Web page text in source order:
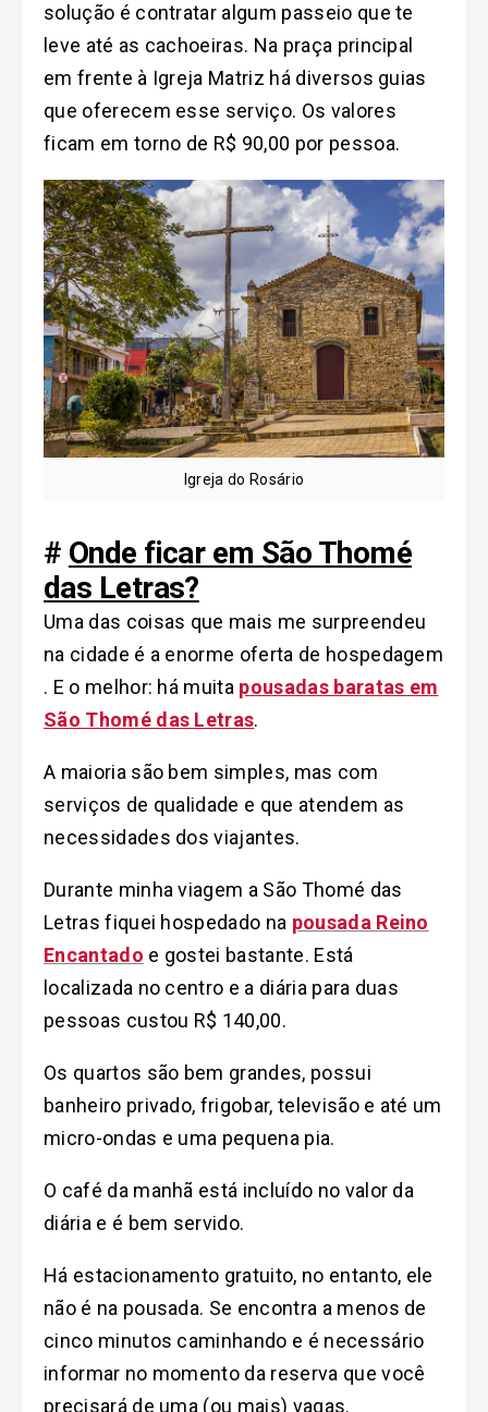
solução é contratar algum passeio que te
leve até as cachoeiras. Na praça principal
em frente à Igreja Matriz há diversos guias
que oferecem esse serviço. Os valores
ficam em torno de R$ 90,00 por pessoa.
Igreja do Rosário
# Onde ficar em São Thomé
das Letras?
Uma das coisas que mais me surpreendeu
na cidade é a enorme oferta de hospedagem
. E o melhor: há muita pousadas baratas em
São Thomé das Letras.
A maioria são bem simples, mas com
serviços de qualidade e que atendem as
necessidades dos viajantes.
Durante minha viagem a São Thomé das
Letras fiquei hospedado na pousada Reino
Encantado e gostei bastante. Está
localizada no centro e a diária para duas
pessoas custou R$ 140,00.
Os quartos são bem grandes, possui
banheiro privado, frigobar, televisão e até um
micro-ondas e uma pequena pia.
O café da manhã está incluído no valor da
diária e é bem servido.
Há estacionamento gratuito, no entanto, ele
não é na pousada. Se encontra a menos de
cinco minutos caminhando e é necessário
informar no momento da reserva que você
precisará de uma (ou mais) vagas.